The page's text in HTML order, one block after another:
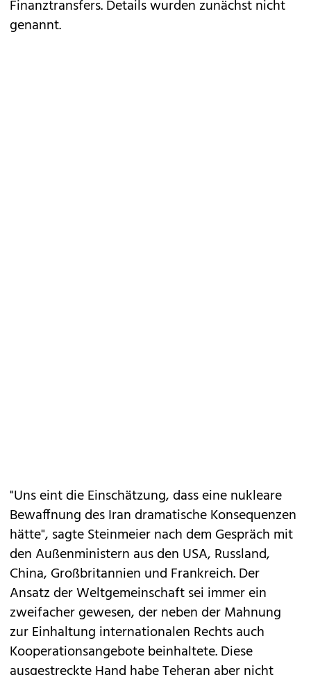
Finanztransfers. Details wurden zunächst nicht
genannt.
"Uns eint die Einschätzung, dass eine nukleare
Bewaffnung des Iran dramatische Konsequenzen
hätte", sagte Steinmeier nach dem Gespräch mit
den Außenministern aus den USA, Russland,
China, Großbritannien und Frankreich. Der
Ansatz der Weltgemeinschaft sei immer ein
zweifacher gewesen, der neben der Mahnung
zur Einhaltung internationalen Rechts auch
Kooperationsangebote beinhaltete. Diese